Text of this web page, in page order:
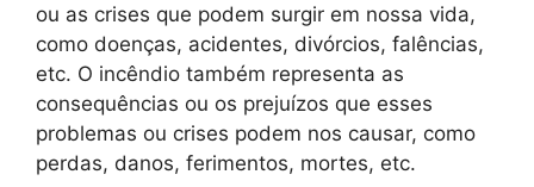
ou as crises que podem surgir em nossa vida,
como doenças, acidentes, divórcios, falências,
etc. O incêndio também representa as
consequências ou os prejuízos que esses
problemas ou crises podem nos causar, como
perdas, danos, ferimentos, mortes, etc.